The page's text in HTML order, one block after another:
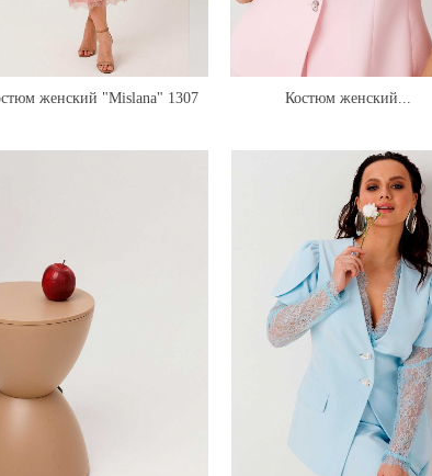
женский "Mislana" 1307 Костюм женский...